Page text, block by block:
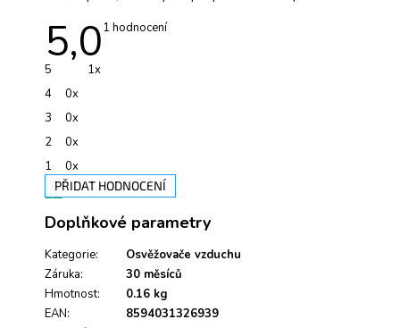
5,0Průměrné
1 hodnocení
5
1x
4
0x
3
0x
2
0x
1
0x
PŘIDAT HODNOCENÍ
ý
i
s
h
Doplňkové parametry
Kategorie:
Osvěžovače vzduchu
Záruka:
30 měsíců
Hmotnost:
0.16 kg
EAN:
8594031326939